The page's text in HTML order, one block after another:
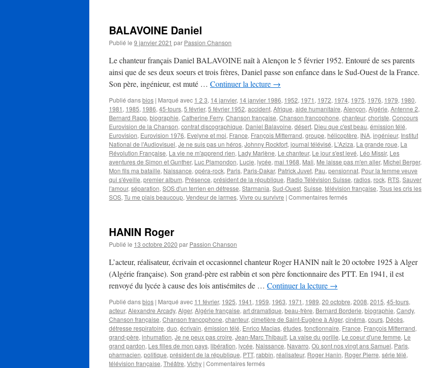
BALAVOINE Daniel
Publié le 9 janvier 2021 par Passion Chanson
Le chanteur français Daniel BALAVOINE naît à Alençon le 5 février 1952. Entouré de ses parents
ainsi que de ses deux soeurs et trois frères, Daniel passe son enfance dans le Sud-Ouest de la France.
Son père, ingénieur, est muté … Continuer la lecture →
Publié dansbios | Marqué avec 1 2 3, 14 janvier, 14 janvier 1986, 1952, 1971 , 1972, 1974, 1975, 1976, 1979, 1980,
1981 , 1985, 1986, 45-tours, 5 février, 5 février 1952, accident, Afrique, aide humanitaire, Alençon, Algérie, Antenne 2,
Bernard Rapp, biographie, Catherine Ferry, Chanson française, Chanson francophone, chanteur, choriste, Concours
Eurovision de la Chanson, contrat discographique, Daniel Balavoine, désert, Dieu que c'est beau, émission télé,
Eurovision, Eurovision 1976, Evelyne et moi, France, François Mitterrand, groupe, hélicoptère, INA, ingénieur, Institut
National de l'Audiovisuel, Je ne suis pas un héros, Johnny Rockfort, journal télévisé, L'Aziza, La grande roue, La
Révolution Française, La vie ne m'apprend rien, Lady Marlène, Le chanteur, Le jour s'est levé, Léo Missir, Les
aventures de Simon et Gunther, Luc Plamondon, Lucie, lycée, mai 1968, Mali, Me laisse pas m'en aller, Michel Berger,
Mon fils ma bataille, Naissance, opéra-rock, Paris, Paris-Dakar, Patrick Juvet, Pau, pensionnat, Pour la femme veuve
qui s'éveille, premier album, Présence, président de la république, Radio Télévision Suisse, radios, rock, RTS, Sauver
l'amour, séparation, SOS d'un terrien en détresse, Starmania, Sud-Ouest, Suisse, télévision française, Tous les cris les
SOS, Tu me plais beaucoup, Vendeur de larmes, Vivre ou survivre | Commentaires ferméssur
HANIN Roger
Publié le 13 octobre 2020 par Passion Chanson
L’acteur, réalisateur, écrivain et occasionnel chanteur Roger HANIN naît le 20 octobre 1925 à Alger
(Algérie française). Son grand-père est rabbin et son père fonctionnaire des PTT. En 1941, il est
renvoyé du lycée à cause des lois antisémites de … Continuer la lecture →
Publié dansbios | Marqué avec 11 février, 1925, 1941 , 1959, 1963, 1971 , 1989, 20 octobre, 2008, 2015, 45-tours,
acteur, Alexandre Arcady, Alger, Algérie française, art dramatique, beau-frère, Bernard Borderie, biographie, Candy,
Chanson française, Chanson francophone, chanteur, cimetière de Saint-Eugène à Alger, cinéma, cours, Décès,
détresse respiratoire, duo, écrivain, émission télé, Enrico Macias, études, fonctionnaire, France, François Mitterrand,
grand-père, inhumation, Je ne peux pas croire, Jean-Marc Thibault, La valse du gorille, Le coeur d'une femme, Le
grand pardon, Les filles de mon pays, libération, lycée, Naissance, Navarro, Où sont nos vingt ans Samuel, Paris,
pharmacien, politique, président de la république, PTT, rabbin, réalisateur, Roger Hanin, Roger Pierre, série télé,
télévision française, Théâtre, Vichy | Commentaires ferméssur